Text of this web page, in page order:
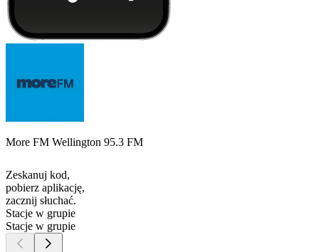
More FM Wellington 95.3 FM
Zeskanuj kod,
pobierz aplikację,
zacznij słuchać.
Stacje w grupie
Stacje w grupie